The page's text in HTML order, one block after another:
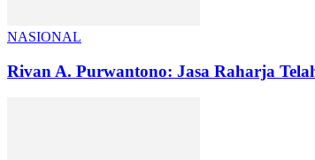
NASIONAL
Rivan A. Purwantono: Jasa Raharja